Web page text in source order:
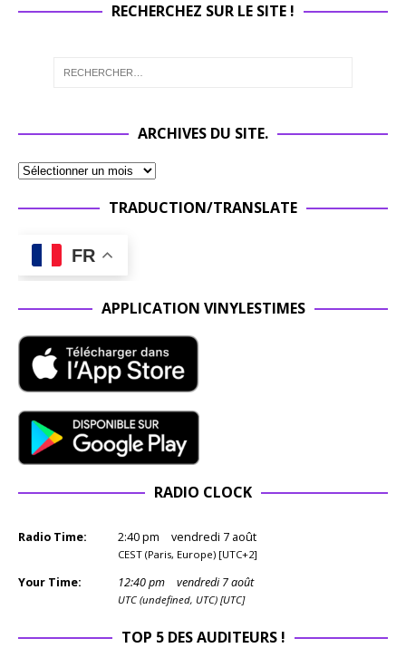
RECHERCHEZ SUR LE SITE !
ARCHIVES DU SITE.
TRADUCTION/TRANSLATE
FR
APPLICATION VINYLESTIMES
RADIO CLOCK
Radio Time: 2:40pm vendredi 7 août
CEST (Paris, Europe) [UTC+2]
Your Time: 12:40pm vendredi 7 août
UTC (undefined, UTC) [UTC]
TOP 5 DES AUDITEURS !